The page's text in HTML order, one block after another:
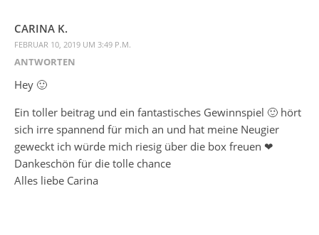
CARINA K.
FEBRUAR 10, 2019 UM 3:49 P.M.
ANTWORTEN
Hey 🙂
Ein toller beitrag und ein fantastisches Gewinnspiel 🙂 hört
sich irre spannend für mich an und hat meine Neugier
geweckt ich würde mich riesig über die box freuen ❤
Dankeschön für die tolle chance
Alles liebe Carina